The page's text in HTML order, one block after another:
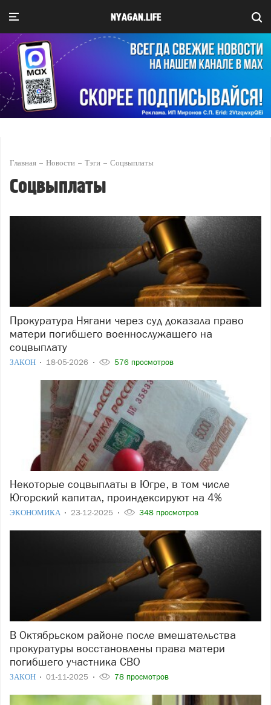
NYAGAN.LIFE
Главная Новости Тэги Соцвыплаты
Соцвыплаты
Прокуратура Нягани через суд доказала право
матери погибшего военнослужащего на
соцвыплату
ЗАКОН 18-05-2026 576 просмотров
Некоторые соцвыплаты в Югре, в том числе
Югорский капитал, проиндексируют на 4%
ЭКОНОМИКА 23-12-2025 348 просмотров
В Октябрьском районе после вмешательства
прокуратуры восстановлены права матери
погибшего участника СВО
ЗАКОН 01-11-2025 78 просмотров